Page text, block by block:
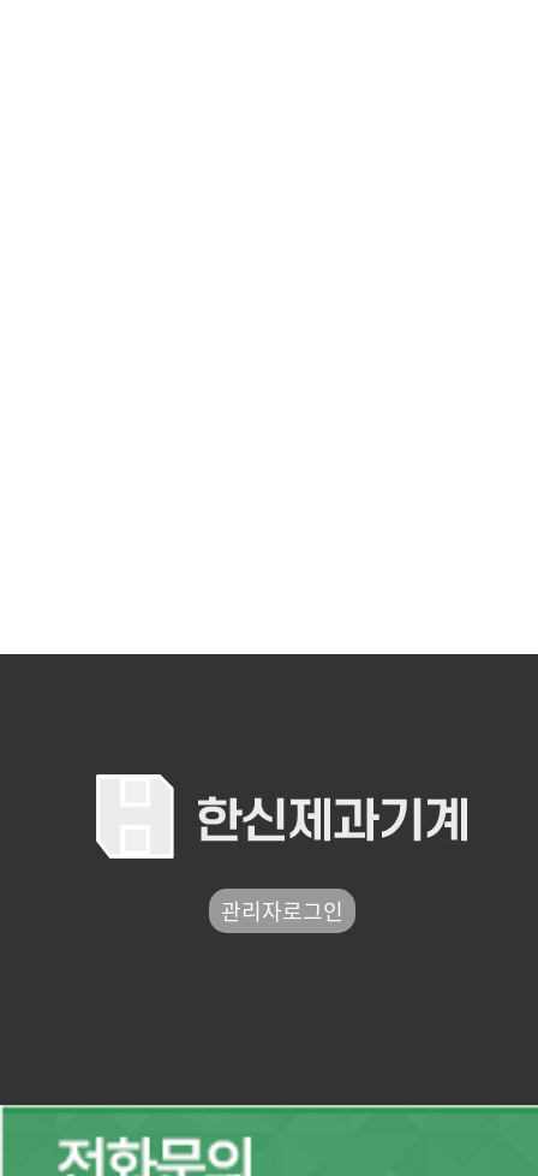
관리자로그인